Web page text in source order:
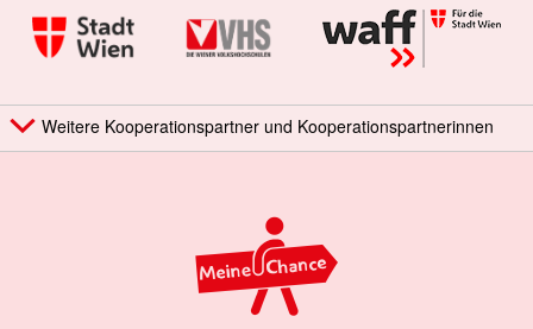
Weitere Kooperationspartner und Kooperationspartnerinnen